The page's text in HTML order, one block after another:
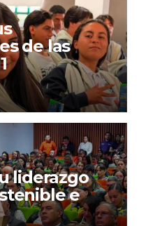
de las
liderazgo
e